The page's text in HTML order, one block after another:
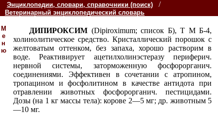
Энциклопедии, словари, справочники (поиск) /
Ветеринарный энциклопедический словарь
М
е
н
ю
ДИПИРОКСИМ (Dipiroximum; список Б), Т М Б-4,
холинолитическое средство. Кристаллический порошок с
желтоватым оттенком, без запаха, хорошо растворим в
воде. Реактивирует ацетилхолинэстеразу периферич.
нервной системы, заторможенную фосфорорганич.
соединениями. Эффективен в сочетании с атропином,
тропацином и фосфолитином в качестве антидота при
отравлении животных фосфорорганич. пестицидами.
Дозы (на 1 кг массы тела): корове 2—5 мг; др. животным 5
—10 мг.